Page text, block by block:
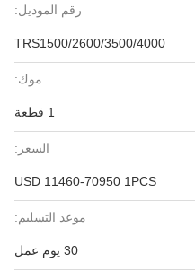
رقم الموديل:
TRS1500/2600/3500/4000
موك:
السعر:
USD 11460-70950 1PCS
موعد التسليم:
30 يوم عمل